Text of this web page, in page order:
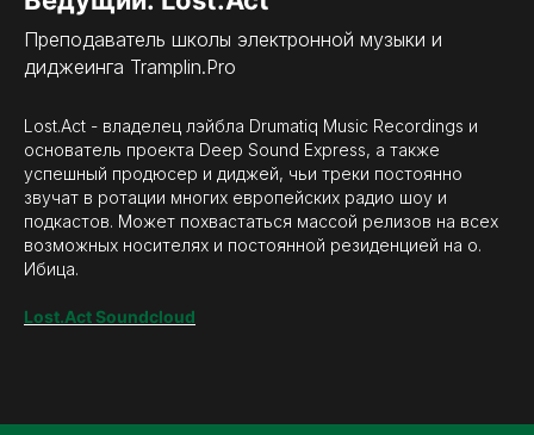
Преподаватель школы электронной музыки и
диджеинга Tramplin.Pro
Lost.Act - владелец лэйбла Drumatiq Music Recordings и
основатель проекта Deep Sound Express, а также
успешный продюсер и диджей, чьи треки постоянно
звучат в ротации многих европейских радио шоу и
подкастов. Может похвастаться массой релизов на всех
возможных носителях и постоянной резиденцией на о.
Ибица.
Lost.Act Soundcloud